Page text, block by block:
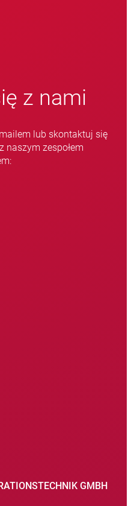
z nami
lub skontaktuj się
naszym zespołem
GMBH